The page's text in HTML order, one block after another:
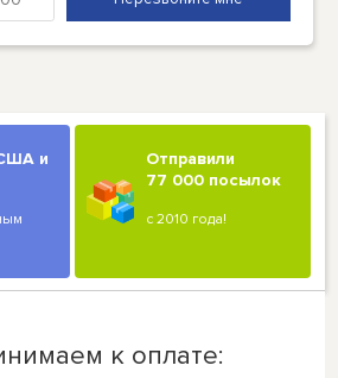
и
Отправили
77 000 посылок
с 2010 года!
к оплате: